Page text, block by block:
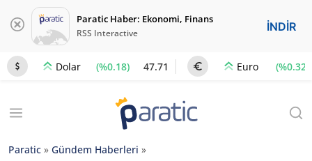
Paratic Haber: Ekonomi, Finans
RSS Interactive İNDİR
Dolar (%0.18) 47.71 Euro (%0.32)
Paratic » Gündem Haberleri »